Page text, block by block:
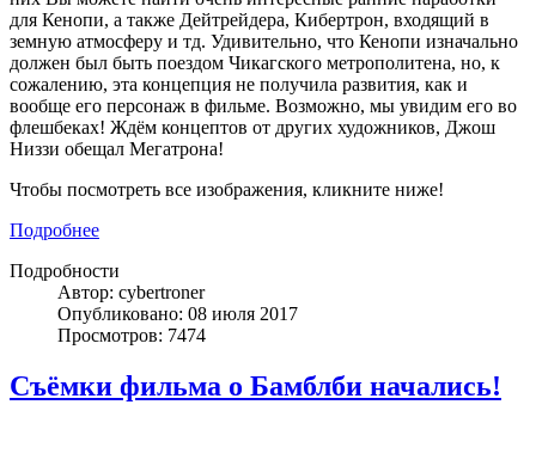
для Кенопи, а также Дейтрейдера, Кибертрон, входящий в
земную атмосферу и тд. Удивительно, что Кенопи изначально
должен был быть поездом Чикагского метрополитена, но, к
сожалению, эта концепция не получила развития, как и
вообще его персонаж в фильме. Возможно, мы увидим его во
флешбеках! Ждём концептов от других художников, Джош
Низзи обещал Мегатрона!
Чтобы посмотреть все изображения, кликните ниже!
Подробнее
Подробности
Автор: cybertroner
Опубликовано: 08 июля 2017
Просмотров: 7474
Съёмки фильма о Бамблби начались!